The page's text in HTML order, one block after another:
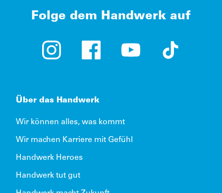
Folge dem Handwerk auf
Instagram (öffnet in neuem Tab)
Facebook (öffnet in neuem Tab)
YouTube (öffnet in
TikTok
Über das Handwerk
Wir können alles, was kommt
Wir machen Karriere mit Gefühl
Handwerk Heroes
Handwerk tut gut